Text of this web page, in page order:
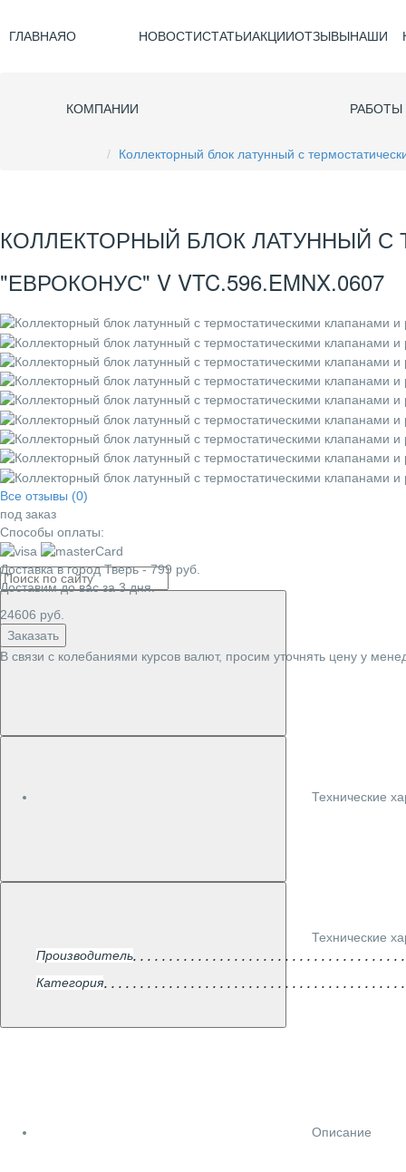
ГЛАВНАЯО
КОМПАНИИ
НОВОСТИСТАТЬИАКЦИИОТЗЫВЫНАШИ
РАБОТЫ
Коллекторный блок латунный с
КОЛЛЕКТОРНЫЙ БЛОК ЛАТУННЫЙ С
"ЕВРОКОНУС" V VTC.596.EMNX.0607
Все отзывы (0)
под заказ
Способы оплаты:
Доставка в городТверь-799 руб.
Доставим до вас за3 дня.
24606 руб.
Заказать
В связи с колебаниями курсов валют, просим уточнять цену у
Технические
Технические
Производитель
Категория
Описание